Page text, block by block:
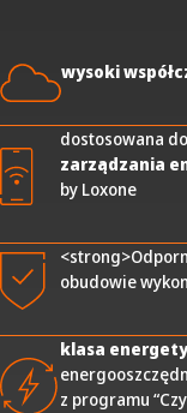
wysoki
dostosowana do
zarządzania
by Loxone
obudowie
klasa
z programu